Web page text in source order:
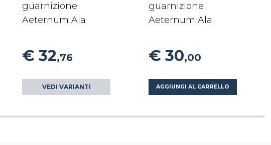
guarnizione
Aeternum Ala
€ 32,76
VEDI VARIANTI
guarnizione
Aeternum Ala
€ 30,00
AGGIUNGI AL CARRELLO